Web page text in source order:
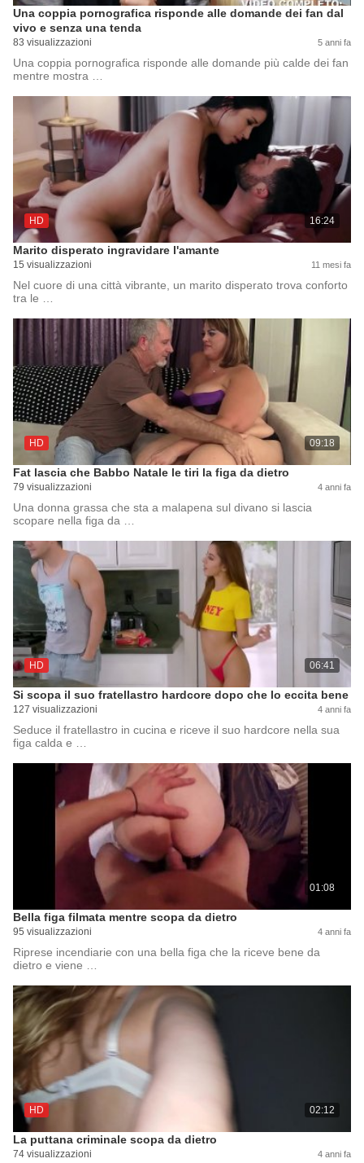
Una coppia pornografica risponde alle domande dei fan dal
vivo e senza una tenda
83 visualizzazioni 5 anni fa
Una coppia pornografica risponde alle domande più calde dei fan
mentre mostra …
HD 16:24
Marito disperato ingravidare l'amante
15 visualizzazioni 11 mesi fa
Nel cuore di una città vibrante, un marito disperato trova conforto
tra le …
HD 09:18
Fat lascia che Babbo Natale le tiri la figa da dietro
79 visualizzazioni 4 anni fa
Una donna grassa che sta a malapena sul divano si lascia
scopare nella figa da …
HD 06:41
Si scopa il suo fratellastro hardcore dopo che lo eccita bene
127 visualizzazioni 4 anni fa
Seduce il fratellastro in cucina e riceve il suo hardcore nella sua
figa calda e …
01:08
Bella figa filmata mentre scopa da dietro
95 visualizzazioni 4 anni fa
Riprese incendiarie con una bella figa che la riceve bene da
dietro e viene …
HD 02:12
La puttana criminale scopa da dietro
74 visualizzazioni 4 anni fa